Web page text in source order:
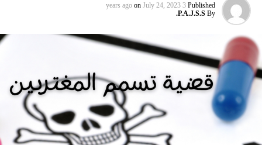
Published
3 years ago
on July 24, 2023
By
P.A.J.S.S.